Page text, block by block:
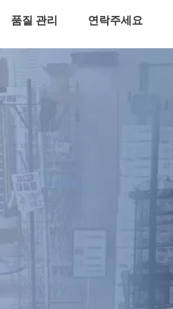
품질 관리 연락주세요